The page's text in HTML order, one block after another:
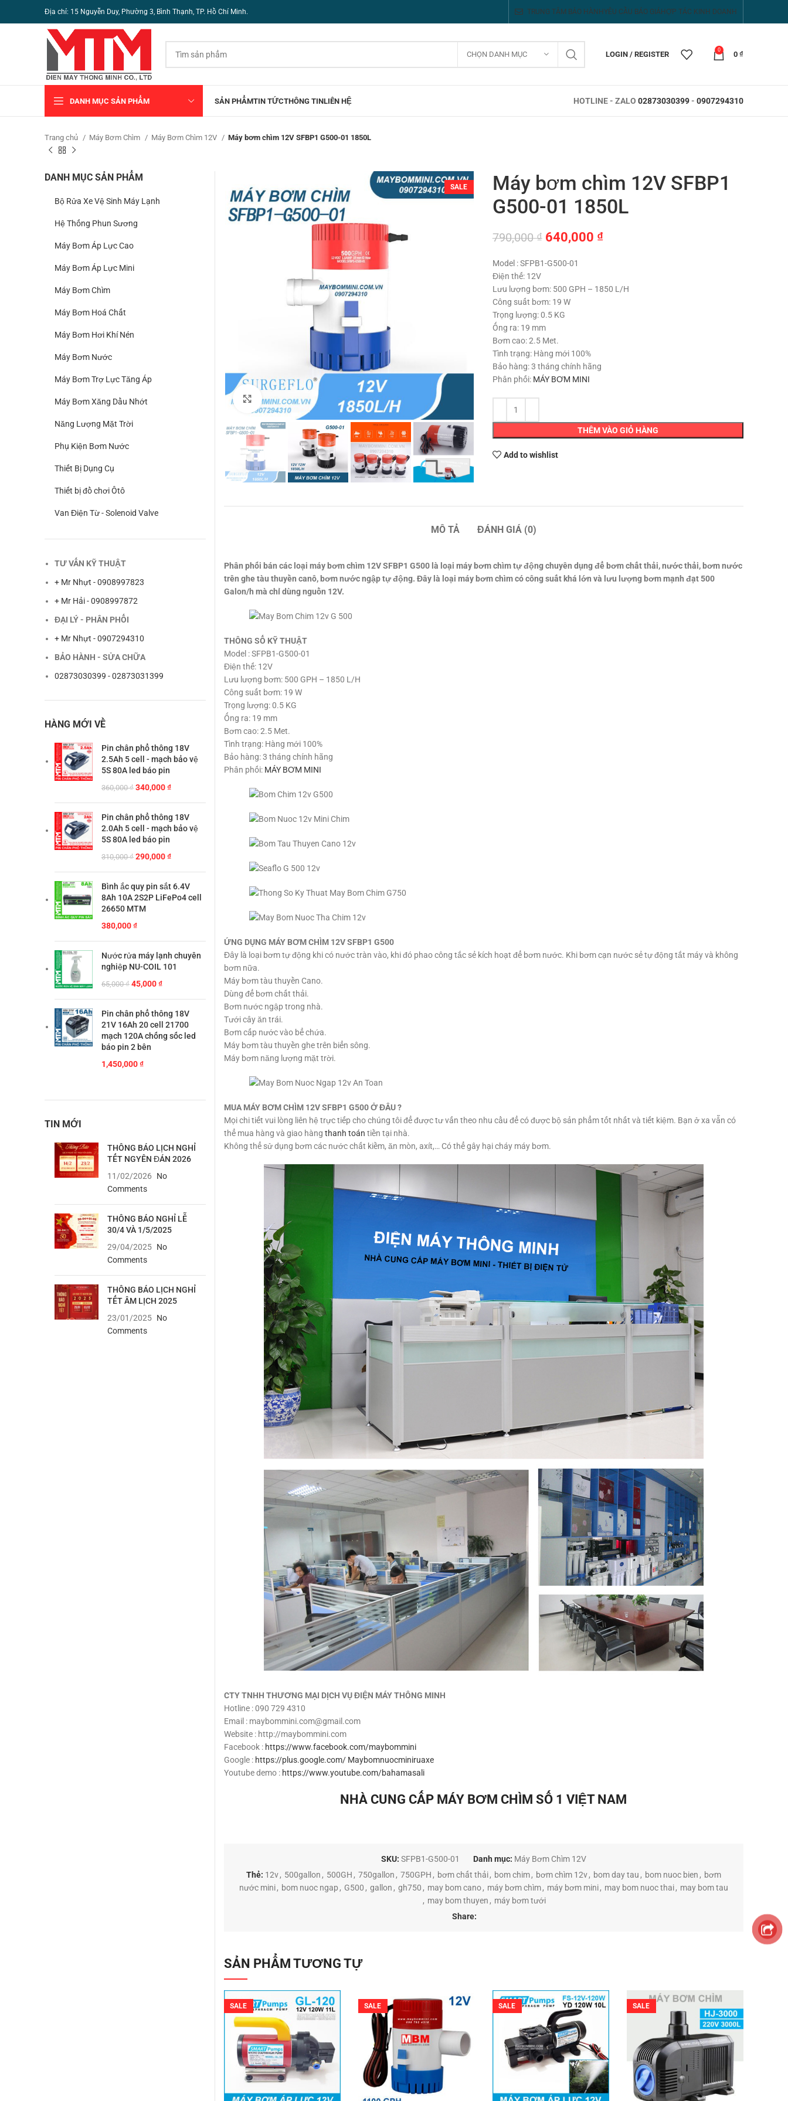
Địa chỉ: 15 Nguyễn Duy, Phường 3, Bình Thạnh, TP. Hồ Chí Minh. TRUNG TÂM BẢO HÀNH YÊU CẦU BÁO GIÁ HỢP TÁC KINH DOANH
CHỌN DANH MỤC LOGIN / REGISTER
0
0 ₫
DANH MỤC SẢN PHẨM SẢN PHẨMTIN TỨCTHÔNG TINLIÊN HỆ HOTLINE - ZALO 02873030399- 0907294310
Trang chủ Máy Bơm Chìm Máy Bơm Chìm 12V Máy bơm chìm 12V SFBP1 G500-01 1850L
SALE
Click to enlarge
Máy bơm chìm 12V SFBP1
G500-01 1850L
790,000₫ Giá
là:
790,000 ₫.
640,000 ₫Giá
là:
640,000 ₫.
Model : SFPB1-G500-01
Điện thế: 12V
Lưu lượng bơm: 500 GPH – 1850 L/H
Công suất bơm: 19 W
Trọng lượng: 0.5 KG
Ống ra: 19 mm
Bơm cao: 2.5 Met.
Tình trạng: Hàng mới 100%
Bảo hàng: 3 tháng chính hãng
Phân phối: MÁY BƠM MINI
THÊM VÀO GIỎ HÀNG
Add to wishlist
MÔ TẢ ĐÁNH GIÁ (0)
Phân phối bán các loại máy bơm chìm 12V SFBP1 G500 là loại máy bơm chìm tự động chuyên dụng để bơm chất thải, nước thải, bơm nước
trên ghe tàu thuyền canô, bơm nước ngập tự động. Đây là loại máy bơm chìm có công suất khá lớn và lưu lượng bơm mạnh đạt 500
Galon/h mà chỉ dùng nguồn 12V.
THÔNG SỐ KỸ THUẬT
Model : SFPB1-G500-01
Điện thế: 12V
Lưu lượng bơm: 500 GPH – 1850 L/H
Công suất bơm: 19 W
Trọng lượng: 0.5 KG
Ống ra: 19 mm
Bơm cao: 2.5 Met.
Tình trạng: Hàng mới 100%
Bảo hàng: 3 tháng chính hãng
Phân phối: MÁY BƠM MINI
ỨNG DỤNG MÁY BƠM CHÌM 12VSFBP1 G500
Đây là loại bơm tự động khi có nước tràn vào, khi đó phao công tắc sẻ kích hoạt để bơm nước. Khi bơm cạn nước sẻ tự động tắt máy và không
bơm nữa.
Máy bơm tàu thuyền Cano.
Dùng để bơm chất thải.
Bơm nước ngập trong nhà.
Tưới cây ăn trái.
Bơm cấp nước vào bể chứa.
Máy bơm tàu thuyền ghe trên biển sông.
Máy bơm năng lượng mặt trời.
MUA MÁY BƠMCHÌM 12VSFBP1 G500Ở ĐÂU ?
Mọi chi tiết vui lòng liên hệ trực tiếp cho chúng tôi để được tư vấn theo nhu cầu để có được bộ sản phẩm tốt nhất và tiết kiệm. Bạn ở xa vẫn có
thể mua hàng và giao hàng thanh toán tiền tại nhà.
Không thể sử dụng bơm các nước chất kiềm, ăn mòn, axít,… Có thể gây hại cháy máy bơm.
CTY TNHH THƯƠNG MẠI DỊCH VỤ ĐIỆN MÁY THÔNG MINH
Hotline : 090 729 4310
Email : maybommini.com@gmail.com
Website : http://maybommini.com
Facebook : https://www.facebook.com/maybommini
Google : https://plus.google.com/ Maybomnuocminiruaxe
Youtube demo : https://www.youtube.com/bahamasali
NHÀ CUNG CẤP MÁY BƠM CHÌM SỐ 1 VIỆT NAM
SKU: SFPB1-G500-01 Danh mục: Máy Bơm Chìm 12V
Thẻ: 12v , 500gallon , 500GH , 750gallon , 750GPH , bơm chất thải , bom chim , bơm chìm 12v , bom day tau , bom nuoc bien , bơm
nước mini , bom nuoc ngap , G500 , gallon , gh750 , may bom cano , máy bơm chìm , máy bơm mini , may bom nuoc thai , may bom tau
, may bom thuyen , máy bơm tưới
Share:
SẢN PHẨM TƯƠNG TỰ
SALE SALE SALE SALE
DANH MỤC SẢN PHẨM
Bộ Rửa Xe Vệ Sinh Máy Lạnh
Hệ Thống Phun Sương
Máy Bơm Áp Lực Cao
Máy Bơm Áp Lực Mini
Máy Bơm Chìm
Máy Bơm Hoá Chất
Máy Bơm Hơi Khí Nén
Máy Bơm Nước
Máy Bơm Trợ Lực Tăng Áp
Máy Bơm Xăng Dầu Nhớt
Năng Lượng Mặt Trời
Phụ Kiện Bơm Nước
Thiết Bị Dụng Cụ
Thiết bị đồ chơi Ôtô
Van Điện Từ - Solenoid Valve
TƯ VẤN KỸ THUẬT
+ Mr Nhựt - 0908997823
+ Mr Hải - 0908997872
ĐẠI LÝ - PHÂN PHỐI
+ Mr Nhựt - 0907294310
BẢO HÀNH - SỬA CHỮA
02873030399 - 02873031399
HÀNG MỚI VỀ
Pin chân phổ thông 18V
2.5Ah 5 cell - mạch bảo vệ
5S 80A led báo pin
360,000₫ Giá
là:
360,000 ₫.
340,000₫Giá
tại
là:
Pin chân phổ thông 18V
2.0Ah 5 cell - mạch bảo vệ
5S 80A led báo pin
310,000₫ Giá
310,000 ₫.
290,000₫Giá
tại
là:
Bình ắc quy pin sắt 6.4V
8Ah 10A 2S2P LiFePo4 cell
26650 MTM
380,000₫
Nước rửa máy lạnh chuyên
nghiệp NU-COIL 101
65,000₫ Giá
65,000 ₫.
45,000₫Giá
tại
là:
45,000 ₫.
Pin chân phổ thông 18V
21V 16Ah 20 cell 21700
mạch 120A chống sốc led
báo pin 2 bên
1,450,000₫
TIN MỚI
THÔNG BÁO LỊCH NGHỈ
TẾT NGYÊN ĐÁN 2026
11/02/2026
No
Comments
THÔNG BÁO NGHỈ LỄ
30/4 VÀ 1/5/2025
29/04/2025 No
Comments
THÔNG BÁO LỊCH NGHỈ
TẾT ÂM LỊCH 2025
23/01/2025 No
Comments